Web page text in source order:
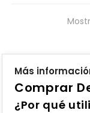
Más
Comprar
¿Por qué